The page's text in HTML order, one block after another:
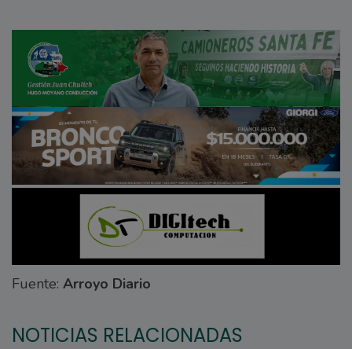
Fuente: Arroyo Diario
NOTICIAS RELACIONADAS